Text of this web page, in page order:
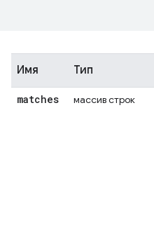
Имя Тип
matches массив строк